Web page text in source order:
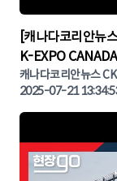
▶
[캐나다코리안뉴
K-EXPO CANADA
나다뉴스 | 토론토
캐나다코리안뉴스
2025-07-21